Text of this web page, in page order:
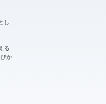
し
る
か